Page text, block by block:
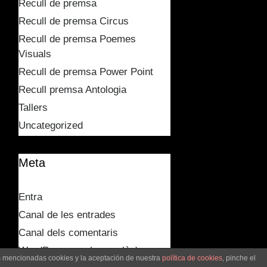
Recull de premsa
Recull de premsa Circus
Recull de premsa Poemes
Visuals
Recull de premsa Power Point
Recull premsa Antologia
Tallers
Uncategorized
Meta
Entra
Canal de les entrades
Canal dels comentaris
WordPress.org (en anglès)
cookies y la aceptación de nuestra política de cookies, pinche el